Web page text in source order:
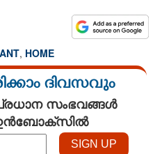
, HOME
ദിവസവും
സംഭവങ്ങൾ